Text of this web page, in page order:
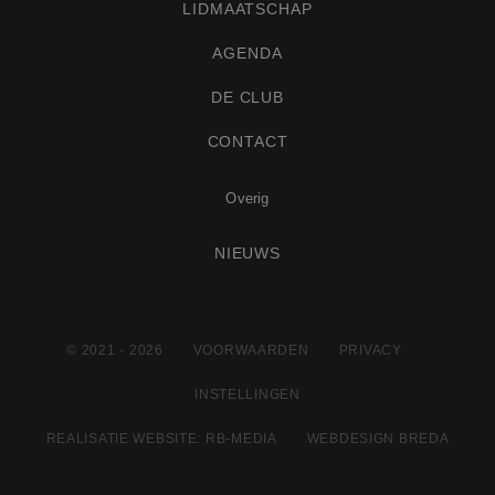
LIDMAATSCHAP
AGENDA
DE CLUB
CONTACT
Overig
NIEUWS
© 2021 - 2026 VOORWAARDEN PRIVACY
INSTELLINGEN
REALISATIE WEBSITE: RB-MEDIA WEBDESIGN BREDA
Strikt noodzakelijke cookies maken de
gebruikersaanmelding en accountbeheer. De
website kan niet goed worden gebruikt zonder de
CookieScriptConsent
CookieScript